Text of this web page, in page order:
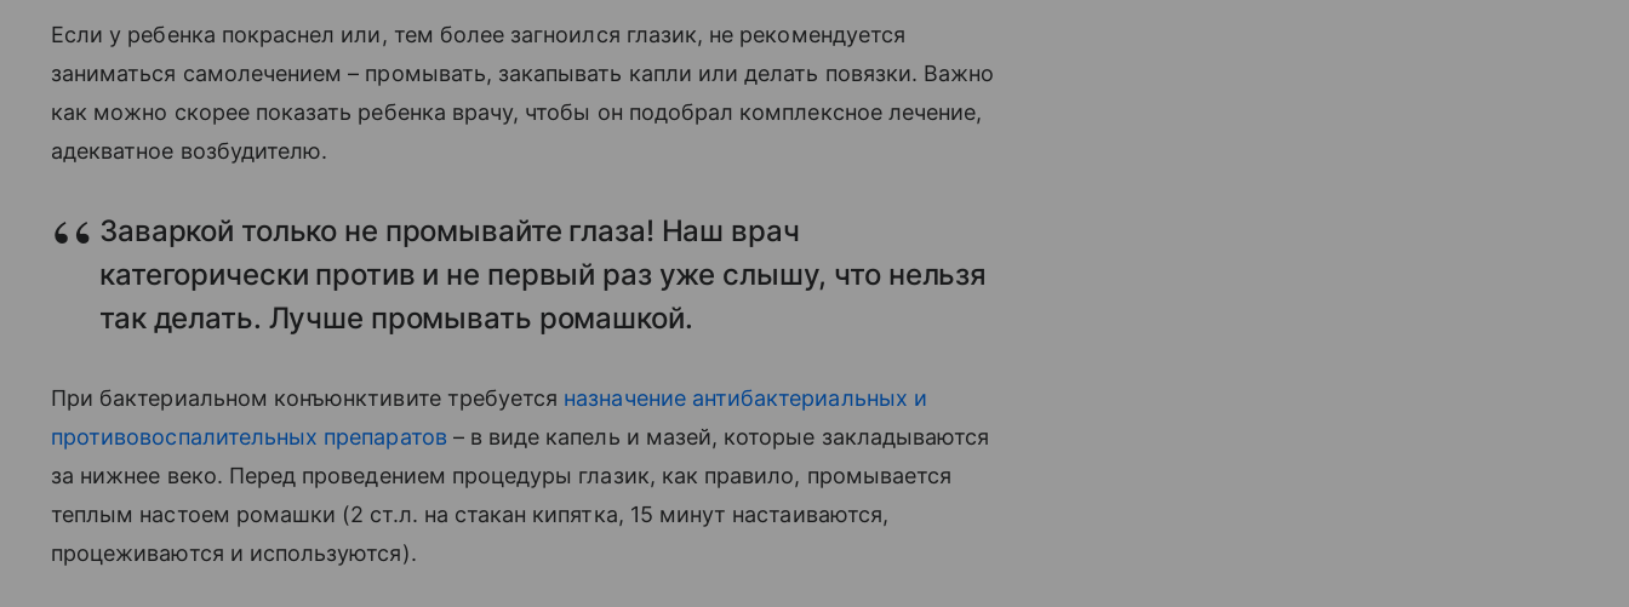
Если у ребенка покраснел или, тем более загноился глазик, не рекомендуется
заниматься самолечением – промывать, закапывать капли или делать повязки. Важно
как можно скорее показать ребенка врачу, чтобы он подобрал комплексное лечение,
адекватное возбудителю.
Заваркой только не промывайте глаза! Наш врач
категорически против и не первый раз уже слышу, что нельзя
так делать. Лучше промывать ромашкой.
При бактериальном конъюнктивите требуется назначение антибактериальных и
противовоспалительных препаратов – в виде капель и мазей, которые закладываются
за нижнее веко. Перед проведением процедуры глазик, как правило, промывается
теплым настоем ромашки (2 ст.л. на стакан кипятка, 15 минут настаиваются,
процеживаются и используются).